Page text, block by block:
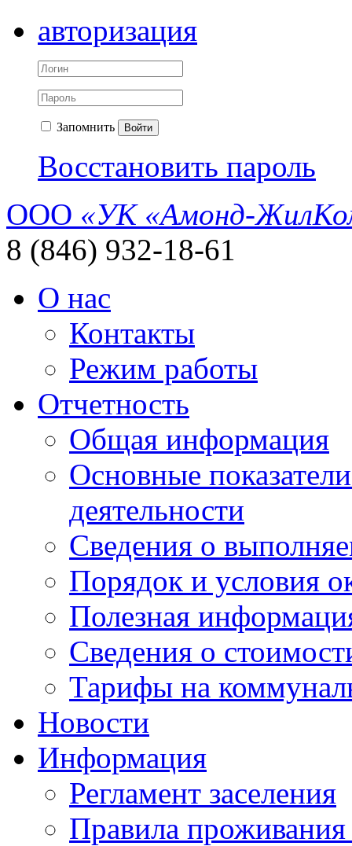
авторизация
Запомнить Войти
Восстановить пароль
ООО «УК «Амонд-
8 (846) 932-18-61
О нас
Контакты
Режим работы
Отчетность
Общая информация
Основные
деятельности
Сведения о
Порядок и условия
Полезная
Сведения о
Тарифы на
Новости
Информация
Регламент заселения
Правила